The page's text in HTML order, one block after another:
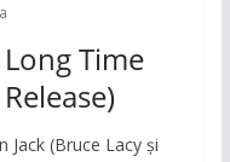
Time
Jack (Bruce Lacy şi